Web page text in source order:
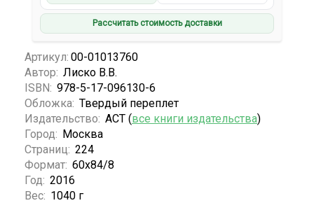
Рассчитать стоимость доставки
Артикул: 00-01013760
Автор: Лиско В.В.
ISBN: 978-5-17-096130-6
Обложка: Твердый переплет
Издательство: АСТ (все книги издательства)
Город: Москва
Страниц: 224
Формат: 60х84/8
Год: 2016
Вес: 1040 г